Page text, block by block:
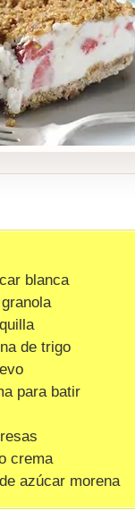
blanca
de trigo
para batir
crema
azúcar morena